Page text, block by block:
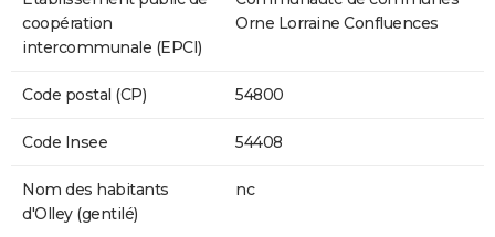
coopération
intercommunale (EPCI)
Orne Lorraine Confluences
Code postal (CP) 54800
Code Insee 54408
Nom des habitants
d'Olley (gentilé)
nc